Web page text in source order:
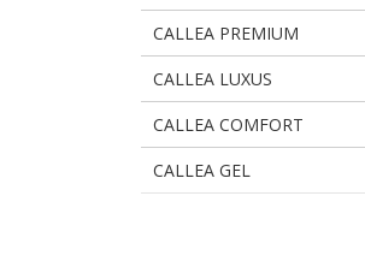
CALLEA PREMIUM
CALLEA LUXUS
CALLEA COMFORT
CALLEA GEL